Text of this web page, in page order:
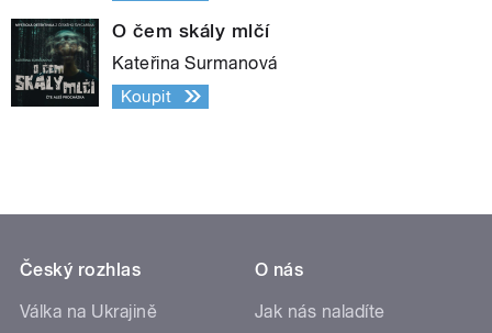
O čem skály mlčí
Kateřina Surmanová
Koupit
Český rozhlas
Válka na Ukrajině
O nás
Jak nás naladíte